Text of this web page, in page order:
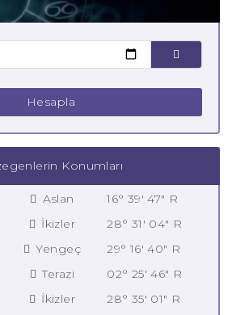
Hesapla
Konumları
Aslan
16° 39' 47" R
İkizler
28° 31' 04" R
Yengeç
29° 16' 40" R
Terazi
02° 25' 46" R
İkizler
28° 35' 01" R